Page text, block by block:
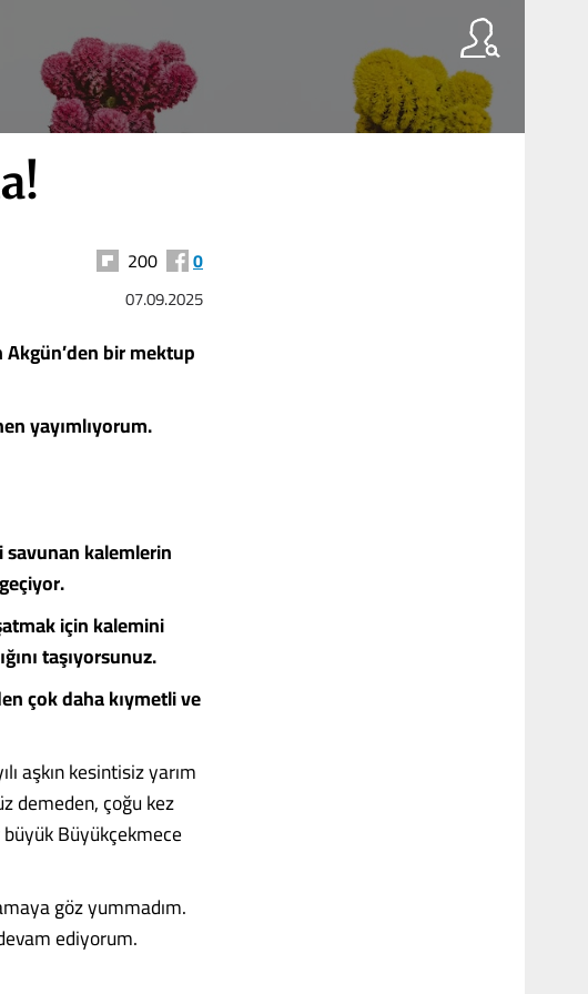
200 0
07.09.2025
bir mektup
yayımlıyorum.
kalemlerin
için kalemini
taşıyorsunuz.
çok daha kıymetli ve
aşkın kesintisiz yarım
demeden, çoğu kez
Büyükçekmece
göz yummadım.
ediyorum.